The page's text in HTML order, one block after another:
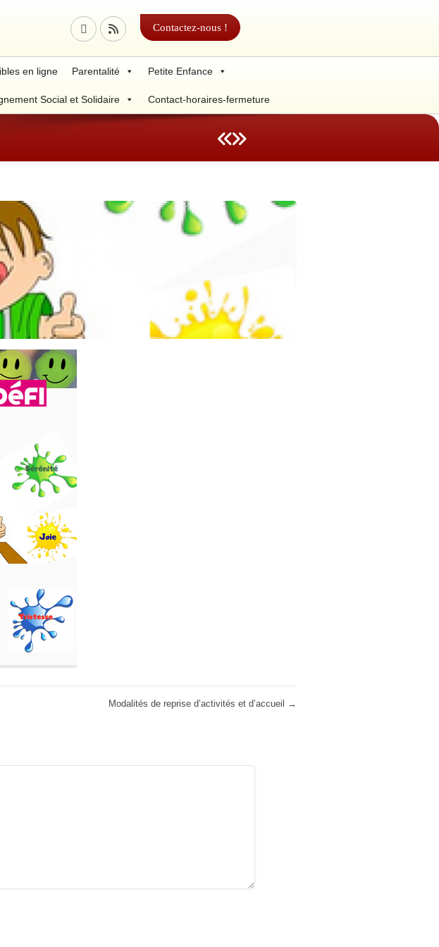
Contactez-nous !
en ligne Parentalité Petite Enfance
Social et Solidaire Contact-horaires-fermeture
Modalités de reprise d’activités et d’accueil →